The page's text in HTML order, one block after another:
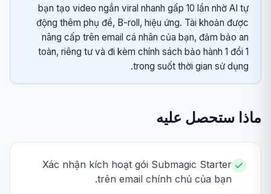
bạn tạo video ngắn viral nhanh gấp 10 lần nhờ AI tự
động thêm phụ đề, B-roll, hiệu ứng. Tài khoản được
nâng cấp trên email cá nhân của bạn, đảm bảo an
toàn, riêng tư và đi kèm chính sách bảo hành 1 đổi 1
trong suốt thời gian sử dụng.
ماذا ستحصل عليه
Xác nhận kích hoạt gói Submagic Starter
trên email chính chủ của bạn.